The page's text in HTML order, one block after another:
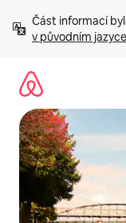
obsah
Část informací
v původním jazyce